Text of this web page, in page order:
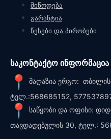
მიწოდება
გარანტია
წესები და პირობები
საკონტაქტო ინფორმაცია
მაღაზია ერგო:
ტელ.:568685152,
საწყობი და ოფისი:
თავდადებულის 30, ტელ.: